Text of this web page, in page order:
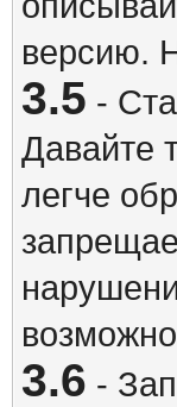
версию.
3.5 -
Давайте
легче
3.6 -